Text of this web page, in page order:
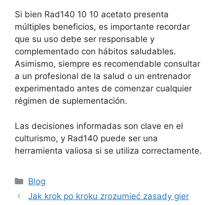
Si bien Rad140 10 10 acetato presenta
múltiples beneficios, es importante recordar
que su uso debe ser responsable y
complementado con hábitos saludables.
Asimismo, siempre es recomendable consultar
a un profesional de la salud o un entrenador
experimentado antes de comenzar cualquier
régimen de suplementación.
Las decisiones informadas son clave en el
culturismo, y Rad140 puede ser una
herramienta valiosa si se utiliza correctamente.
Blog
Jak krok po kroku zrozumieć zasady gier